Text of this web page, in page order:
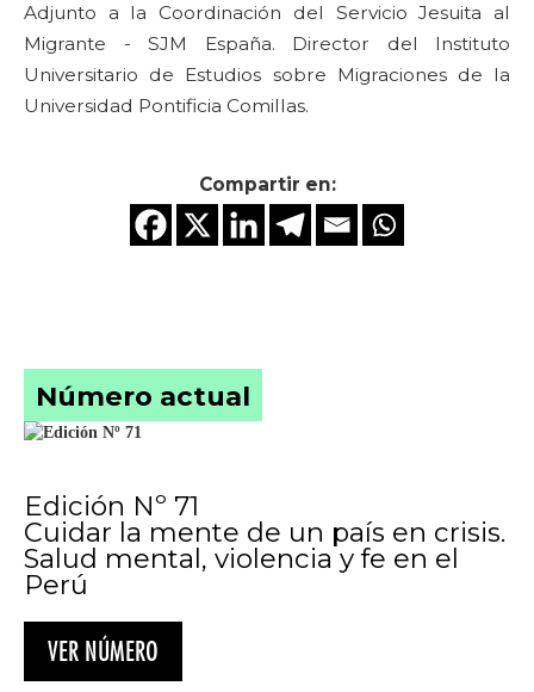
Adjunto a la Coordinación del Servicio Jesuita al
Migrante - SJM España. Director del Instituto
Universitario de Estudios sobre Migraciones de la
Universidad Pontificia Comillas.
Compartir en:
Número actual
Edición Nº 71
Cuidar la mente de un país en crisis.
Salud mental, violencia y fe en el
Perú
VER NÚMERO